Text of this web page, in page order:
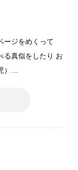
ージをめくって
る真似をしたり お
）…